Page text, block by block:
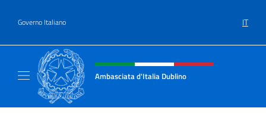
Governo Italiano IT
Intestazione sito, social e menù
Ambasciata d'Italia Dublino